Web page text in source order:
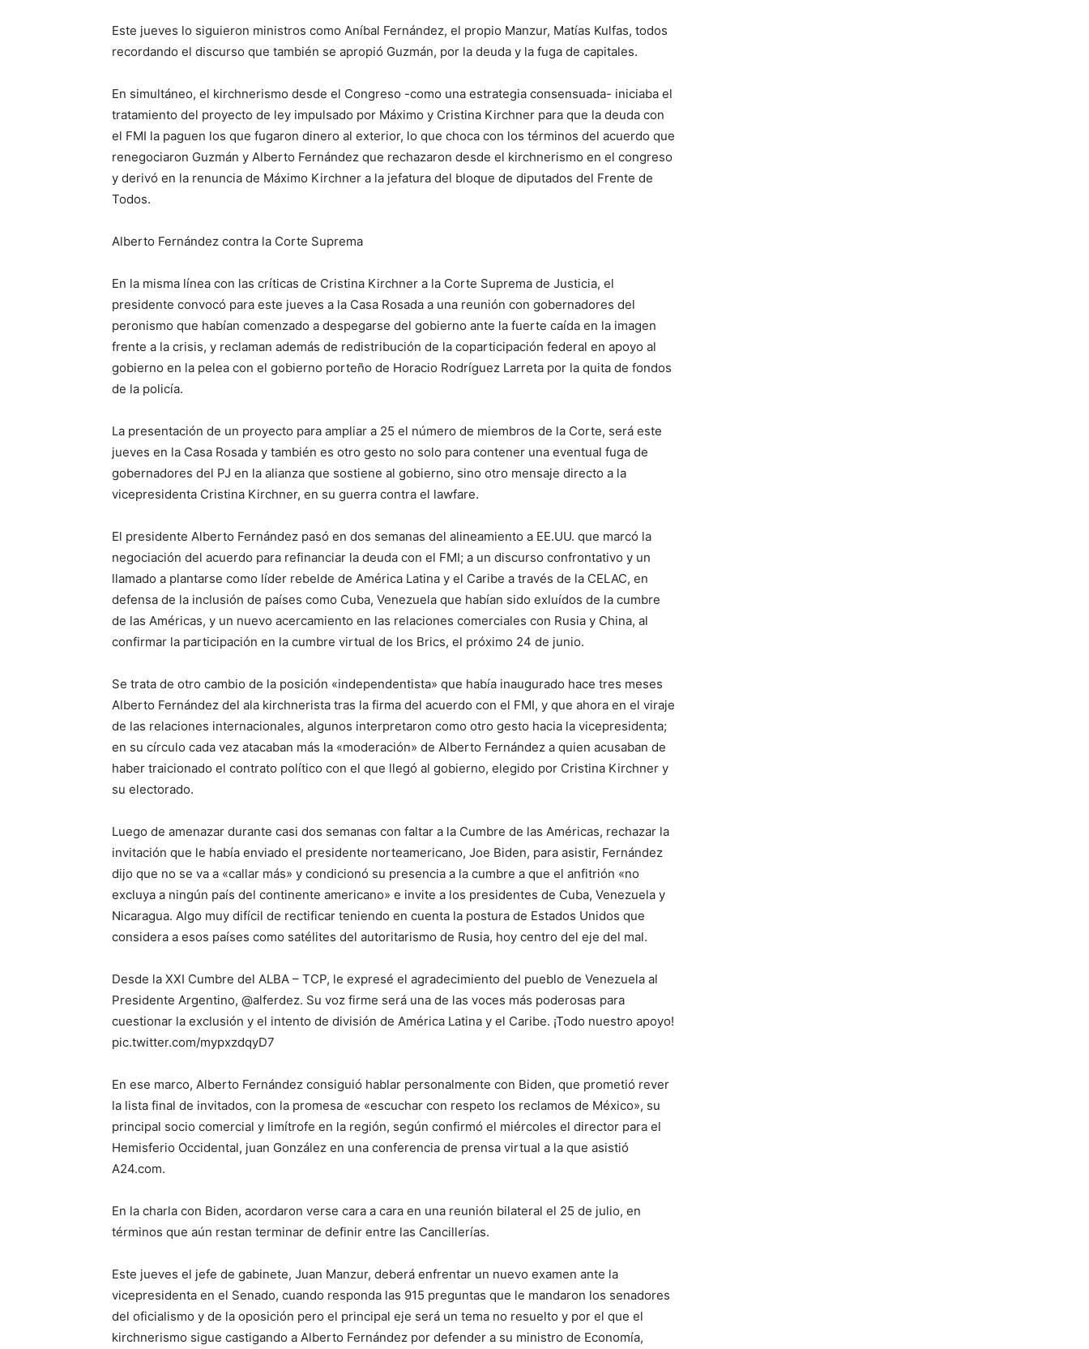
Este jueves lo siguieron ministros como Aníbal Fernández, el propio Manzur, Matías Kulfas, todos
recordando el discurso que también se apropió Guzmán, por la deuda y la fuga de capitales.
En simultáneo, el kirchnerismo desde el Congreso -como una estrategia consensuada- iniciaba el
tratamiento del proyecto de ley impulsado por Máximo y Cristina Kirchner para que la deuda con
el FMI la paguen los que fugaron dinero al exterior, lo que choca con los términos del acuerdo que
renegociaron Guzmán y Alberto Fernández que rechazaron desde el kirchnerismo en el congreso
y derivó en la renuncia de Máximo Kirchner a la jefatura del bloque de diputados del Frente de
Todos.
Alberto Fernández contra la Corte Suprema
En la misma línea con las críticas de Cristina Kirchner a la Corte Suprema de Justicia, el
presidente convocó para este jueves a la Casa Rosada a una reunión con gobernadores del
peronismo que habían comenzado a despegarse del gobierno ante la fuerte caída en la imagen
frente a la crisis, y reclaman además de redistribución de la coparticipación federal en apoyo al
gobierno en la pelea con el gobierno porteño de Horacio Rodríguez Larreta por la quita de fondos
de la policía.
La presentación de un proyecto para ampliar a 25 el número de miembros de la Corte, será este
jueves en la Casa Rosada y también es otro gesto no solo para contener una eventual fuga de
gobernadores del PJ en la alianza que sostiene al gobierno, sino otro mensaje directo a la
vicepresidenta Cristina Kirchner, en su guerra contra el lawfare.
El presidente Alberto Fernández pasó en dos semanas del alineamiento a EE.UU. que marcó la
negociación del acuerdo para refinanciar la deuda con el FMI; a un discurso confrontativo y un
llamado a plantarse como líder rebelde de América Latina y el Caribe a través de la CELAC, en
defensa de la inclusión de países como Cuba, Venezuela que habían sido exluídos de la cumbre
de las Américas, y un nuevo acercamiento en las relaciones comerciales con Rusia y China, al
confirmar la participación en la cumbre virtual de los Brics, el próximo 24 de junio.
Se trata de otro cambio de la posición «independentista» que había inaugurado hace tres meses
Alberto Fernández del ala kirchnerista tras la firma del acuerdo con el FMI, y que ahora en el viraje
de las relaciones internacionales, algunos interpretaron como otro gesto hacia la vicepresidenta;
en su círculo cada vez atacaban más la «moderación» de Alberto Fernández a quien acusaban de
haber traicionado el contrato político con el que llegó al gobierno, elegido por Cristina Kirchner y
su electorado.
Luego de amenazar durante casi dos semanas con faltar a la Cumbre de las Américas, rechazar la
invitación que le había enviado el presidente norteamericano, Joe Biden, para asistir, Fernández
dijo que no se va a «callar más» y condicionó su presencia a la cumbre a que el anfitrión «no
excluya a ningún país del continente americano» e invite a los presidentes de Cuba, Venezuela y
Nicaragua. Algo muy difícil de rectificar teniendo en cuenta la postura de Estados Unidos que
considera a esos países como satélites del autoritarismo de Rusia, hoy centro del eje del mal.
Desde la XXI Cumbre del ALBA – TCP, le expresé el agradecimiento del pueblo de Venezuela al
Presidente Argentino, @alferdez. Su voz firme será una de las voces más poderosas para
cuestionar la exclusión y el intento de división de América Latina y el Caribe. ¡Todo nuestro apoyo!
pic.twitter.com/mypxzdqyD7
En ese marco, Alberto Fernández consiguió hablar personalmente con Biden, que prometió rever
la lista final de invitados, con la promesa de «escuchar con respeto los reclamos de México», su
principal socio comercial y limítrofe en la región, según confirmó el miércoles el director para el
Hemisferio Occidental, juan González en una conferencia de prensa virtual a la que asistió
A24.com.
En la charla con Biden, acordaron verse cara a cara en una reunión bilateral el 25 de julio, en
términos que aún restan terminar de definir entre las Cancillerías.
Este jueves el jefe de gabinete, Juan Manzur, deberá enfrentar un nuevo examen ante la
vicepresidenta en el Senado, cuando responda las 915 preguntas que le mandaron los senadores
del oficialismo y de la oposición pero el principal eje será un tema no resuelto y por el que el
kirchnerismo sigue castigando a Alberto Fernández por defender a su ministro de Economía,